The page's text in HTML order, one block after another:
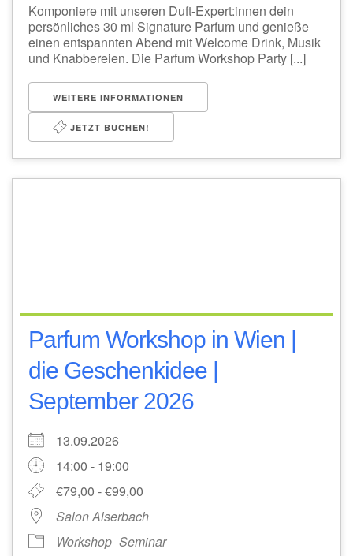
Komponiere mit unseren Duft-Expert:innen dein
persönliches 30 ml Signature Parfum und genieße
einen entspannten Abend mit Welcome Drink, Musik
und Knabbereien. Die Parfum Workshop Party [...]
WEITERE INFORMATIONEN
JETZT BUCHEN!
Parfum Workshop in Wien |
die Geschenkidee |
September 2026
13.09.2026
14:00 - 19:00
€79,00 - €99,00
Salon Alserbach
Workshop Seminar